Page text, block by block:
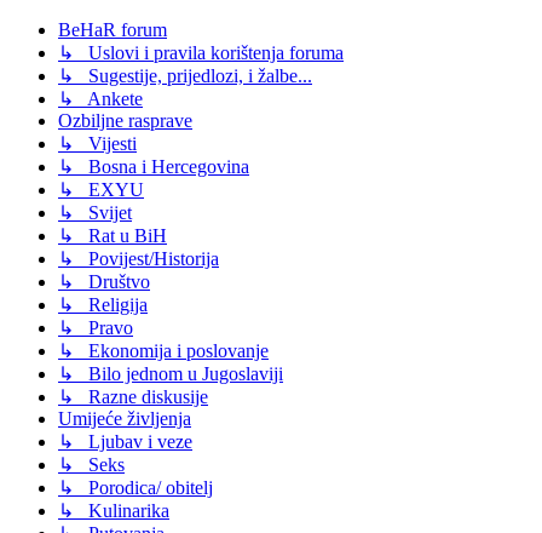
BeHaR forum
↳ Uslovi i pravila korištenja foruma
↳ Sugestije, prijedlozi, i žalbe...
↳ Ankete
Ozbiljne rasprave
↳ Vijesti
↳ Bosna i Hercegovina
↳ EXYU
↳ Svijet
↳ Rat u BiH
↳ Povijest/Historija
↳ Društvo
↳ Religija
↳ Pravo
↳ Ekonomija i poslovanje
↳ Bilo jednom u Jugoslaviji
↳ Razne diskusije
Umijeće življenja
↳ Ljubav i veze
↳ Seks
↳ Porodica/ obitelj
↳ Kulinarika